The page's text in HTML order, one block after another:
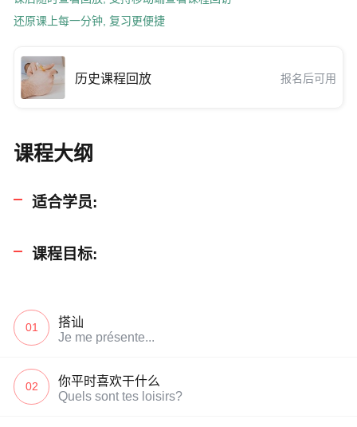
还原课上每一分钟, 复习更便捷
历史课程回放 报名后可用
课程大纲
适合学员:
课程目标:
01
搭讪
Je me présente...
02
你平时喜欢干什么
Quels sont tes loisirs?